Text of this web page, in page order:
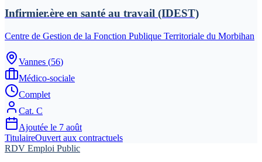
Infirmier.ère en santé au travail (IDEST)
Centre de Gestion de la Fonction Publique Territoriale du Morbihan
Vannes (56)
Médico-sociale
Complet
Cat. C
Ajoutée le 7 août
TitulaireOuvert aux contractuels
RDV Emploi Public